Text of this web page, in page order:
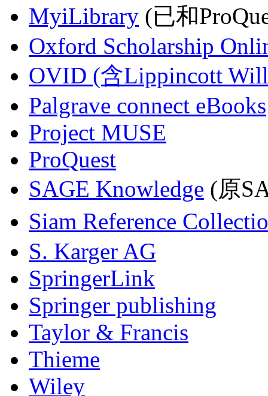
MyiLibrary (已和
Oxford Scholarship
OVID (含Lippincott
Palgrave connect eBooks
Project MUSE
ProQuest
SAGE Knowledge (原
Siam Reference
S. Karger AG
SpringerLink
Springer publishing
Taylor & Francis
Thieme
Wiley